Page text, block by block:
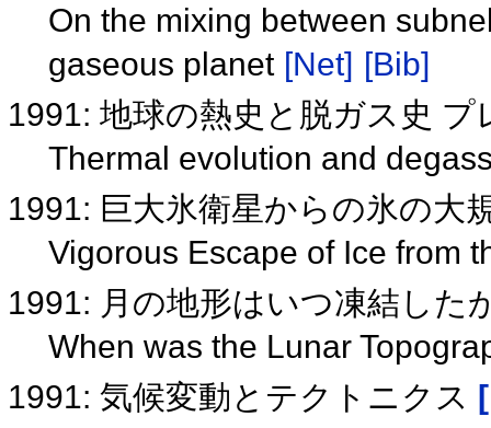
On the mixing between
gaseous planet [Net] [Bib]
1991: 地球の熱史と脱ガス史
Thermal evolution and
1991: 巨大氷衛星からの氷の大
Vigorous Escape of Ice from
1991: 月の地形はいつ凍結した
When was the Lunar
1991: 気候変動とテクトニクス